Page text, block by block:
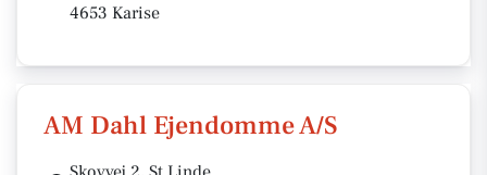
4653 Karise
AM Dahl Ejendomme A/S